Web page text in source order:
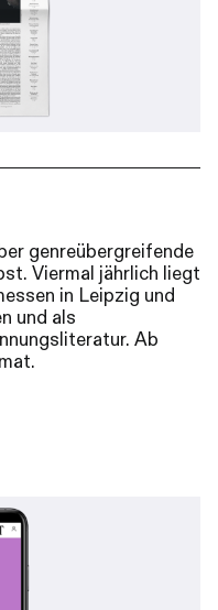
genreübergreifende
Viermal jährlich liegt
in Leipzig und
und als
Ab